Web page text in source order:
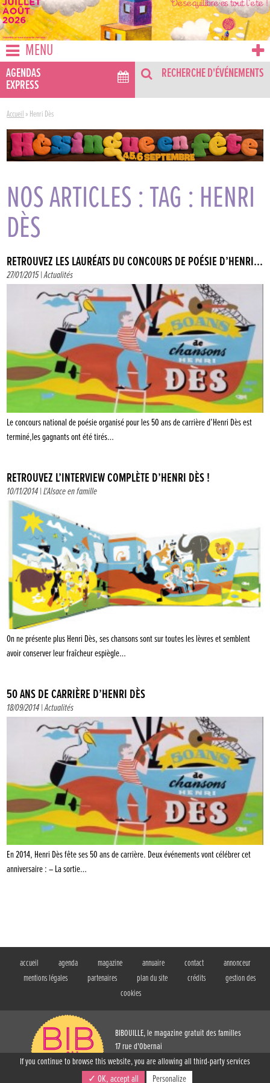
MENU
AGENDAS
EXPRESS
RECHERCHE D'ÉVÉNEMENTS
Accueil » Henri Dès
NOS ARTICLES : TAG : HENRI
DÈS
RETROUVEZ LES LAURÉATS DU CONCOURS DE POÉSIE D’HENRI...
27/01/2015 |Actualités
Le concours national de poésie organisé pour les 50 ans de carrière d’Henri Dès est
terminé,les gagnants ont été tirés…
RETROUVEZ L’INTERVIEW COMPLÈTE D’HENRI DÈS !
10/11/2014 |L'Alsace en famille
On ne présente plus Henri Dès, ses chansons sont sur toutes les lèvres et semblent
avoir conserver leur fraîcheur espiègle…
50 ANS DE CARRIÈRE D’HENRI DÈS
18/09/2014 |Actualités
En 2014, Henri Dès fête ses 50 ans de carrière. Deux événements vont célébrer cet
anniversaire : – La sortie…
accueil agenda magazine annuaire contact
annonceur
mentions légales
partenaires plan du site crédits
gestion des
cookies
BIBOUILLE, le magazine gratuit des familles
17 rue d'Obernai
Strasbourg (67)
T. 03 88 61 73 54
If you continue to browse this website, you are allowing all third-party services
✓ OK, accept all Personalize